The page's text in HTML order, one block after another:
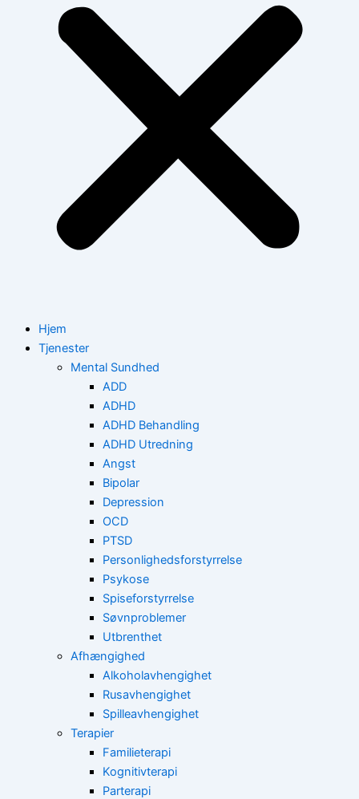
Hjem
Tjenester
Mental Sundhed
ADD
ADHD
ADHD Behandling
ADHD Utredning
Angst
Bipolar
Depression
OCD
PTSD
Personlighedsforstyrrelse
Psykose
Spiseforstyrrelse
Søvnproblemer
Utbrenthet
Afhængighed
Alkoholavhengighet
Rusavhengighet
Spilleavhengighet
Terapier
Familieterapi
Kognitivterapi
Parterapi